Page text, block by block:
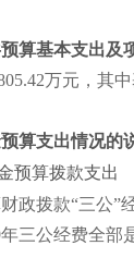
算基本支出及
万元，其
算支出情况的
预算拨款支出
政拨款“三公”
年三公经费全部